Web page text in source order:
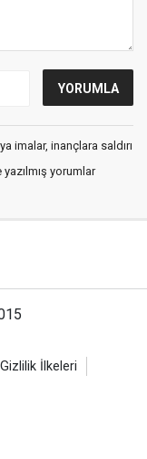
imalar, inançlara saldırı
yorumlar
Gizlilik İlkeleri